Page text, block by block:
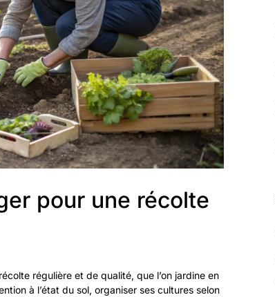
pour une récolte
régulière et de qualité, que l’on jardine en
à l’état du sol, organiser ses cultures selon